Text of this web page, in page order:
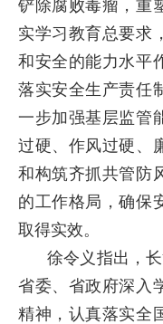
铲除腐败毒瘤，重
实学习教育总要求
和安全的能力水平
落实安全生产责任
一步加强基层监管
过硬、作风过硬、
和构筑齐抓共管防
的工作格局，确保
取得实效。
徐令义指出，
省委、省政府深入
精神，认真落实全